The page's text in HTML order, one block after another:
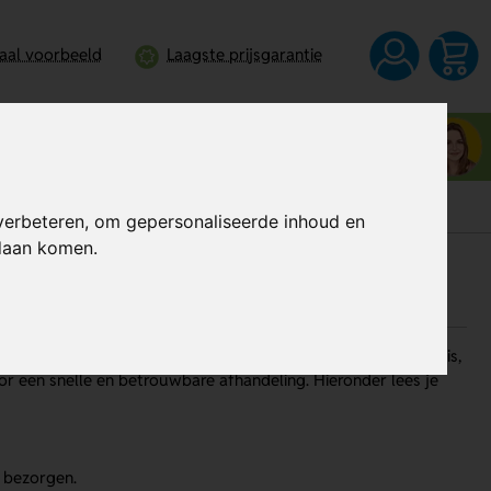
om gepersonaliseerde inhoud en
komen.
voorbeeld Laagste prijsgarantie
mogelijk bij je te krijgen. Of je nu kiest voor levering aan huis,
snelle en betrouwbare afhandeling. Hieronder lees je